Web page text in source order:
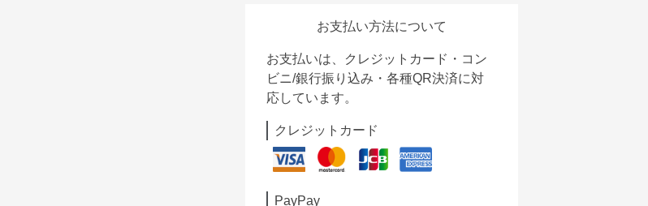
お支払い方法について
お支払いは、クレジットカード・コン
ビニ/銀行振り込み・各種QR決済に対
応しています。
クレジットカード
PayPay